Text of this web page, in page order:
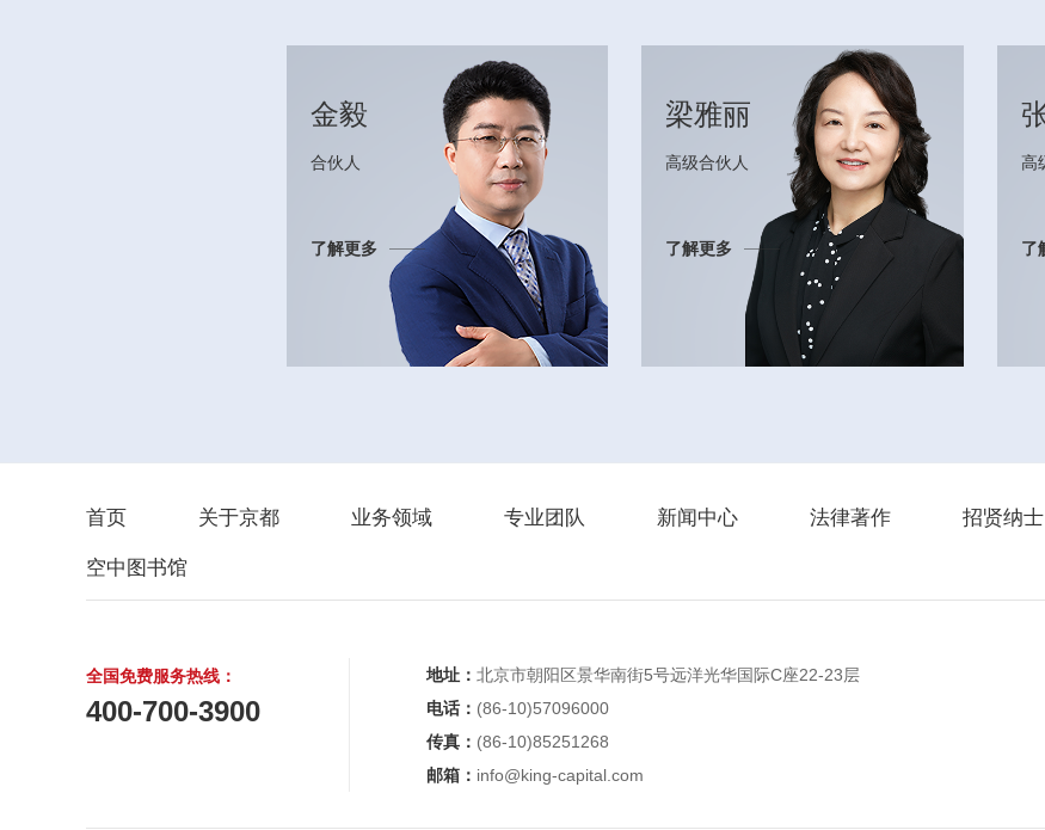
金毅
合伙人
了解更多
梁雅丽
高级合伙人
了解更多
高
了
首页 关于京都 业务领域 专业团队 新闻中心 法律著作 招贤纳士
空中图书馆
全国免费服务热线：
400-700-3900
地址： 北京市朝阳区景华南街5号远洋光华国际C座22-23层
电话： (86-10)57096000
传真： (86-10)85251268
邮箱： info@king-capital.com